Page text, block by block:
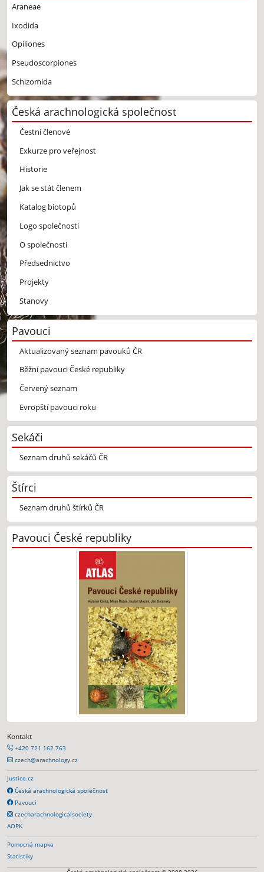
Araneae
Ixodida
Opiliones
Pseudoscorpiones
Schizomida
Česká arachnologická společnost
Čestní členové
Exkurze pro veřejnost
Historie
Jak se stát členem
Katalog biotopů
Logo společnosti
O společnosti
Předsednictvo
Projekty
Stanovy
Pavouci
Aktualizovaný seznam pavouků ČR
Běžní pavouci České republiky
Červený seznam
Evropští pavouci roku
Sekáči
Seznam druhů sekáčů ČR
Štírci
Seznam druhů štírků ČR
Pavouci České republiky
Kontakt
+420 721 162 763
czech@arachnology.cz
Justice.cz
Česká arachnologická společnost
Pavouci
czecharachnologicalsociety
AOPK
Pomocná mapka
Statistiky